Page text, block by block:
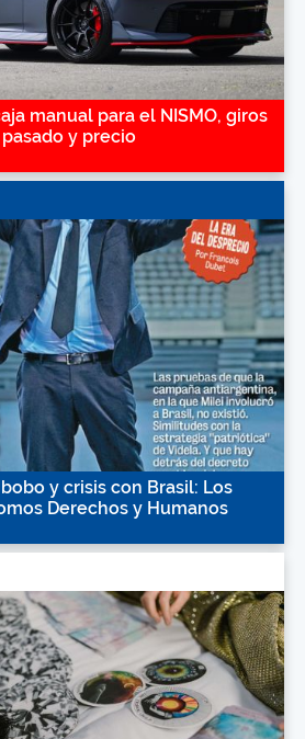
manual para el NISMO, giros
y precio
y crisis con Brasil: Los
Derechos y Humanos